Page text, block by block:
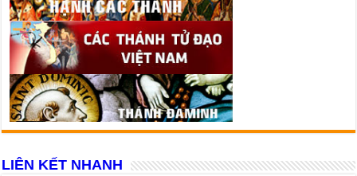
LIÊN KẾT NHANH